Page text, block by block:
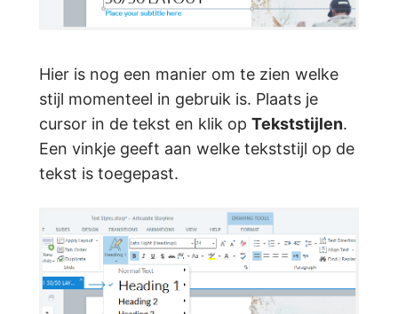
Hier is nog een manier om te zien welke
stijl momenteel in gebruik is. Plaats je
cursor in de tekst en klik op Tekststijlen.
Een vinkje geeft aan welke tekststijl op de
tekst is toegepast.